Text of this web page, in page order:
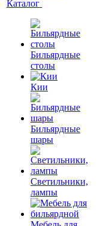
Каталог
Бильярдные
столы
Кии
Бильярдные
шары
Светильники,
лампы